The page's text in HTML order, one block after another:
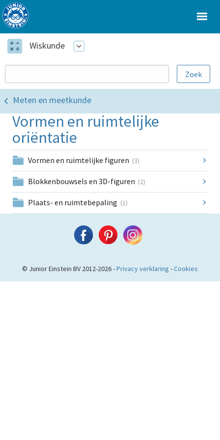
Wiskunde
Meten en meetkunde
Vormen en ruimtelijke
oriëntatie
Vormen en ruimtelijke figuren (3)
Blokkenbouwsels en 3D-figuren (2)
Plaats- en ruimtebepaling (1)
© Junior Einstein BV 2012-2026 -Privacy verklaring -Cookies